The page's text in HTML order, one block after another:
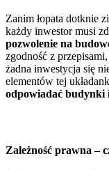
Zanim łopata dotknie
każdy inwestor musi
pozwolenie na
zgodność z
żadna inwestycja się
elementów tej
odpowiadać budynki
Zależność prawna –